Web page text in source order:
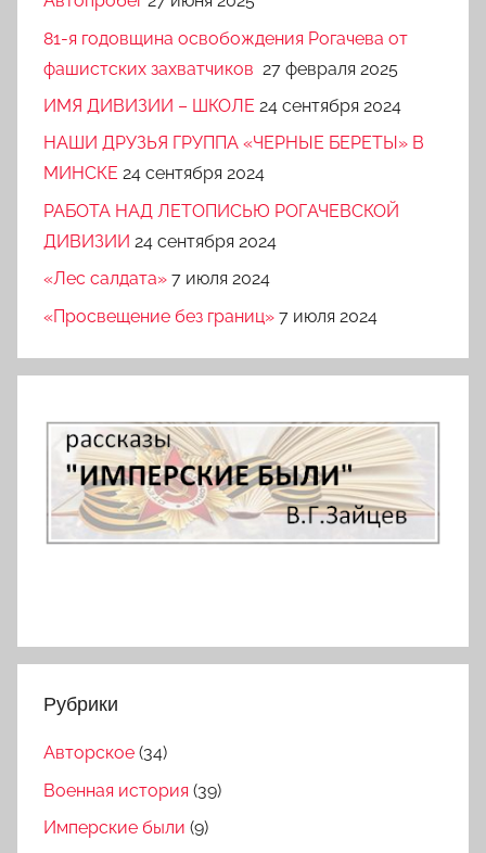
81-я годовщина освобождения Рогачева от
фашистских захватчиков 27 февраля 2025
ИМЯ ДИВИЗИИ – ШКОЛЕ 24 сентября 2024
НАШИ ДРУЗЬЯ ГРУППА «ЧЕРНЫЕ БЕРЕТЫ» В
МИНСКЕ 24 сентября 2024
РАБОТА НАД ЛЕТОПИСЬЮ РОГАЧЕВСКОЙ
ДИВИЗИИ 24 сентября 2024
«Лес салдата» 7 июля 2024
«Просвещение без границ» 7 июля 2024
Рубрики
Авторское (34)
Военная история (39)
Имперские были (9)